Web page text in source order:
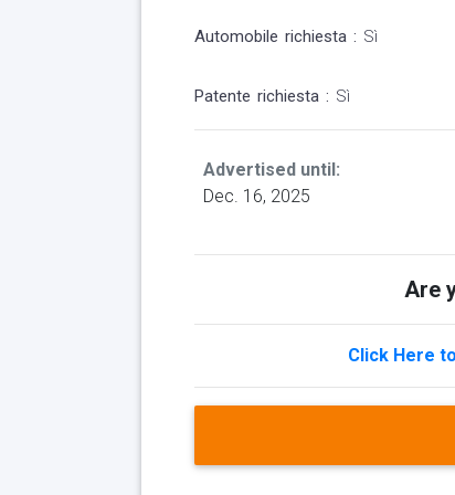
Automobile richiesta : Sì
Patente richiesta : Sì
Advertised until:
Dec. 16, 2025
Are
Click Here